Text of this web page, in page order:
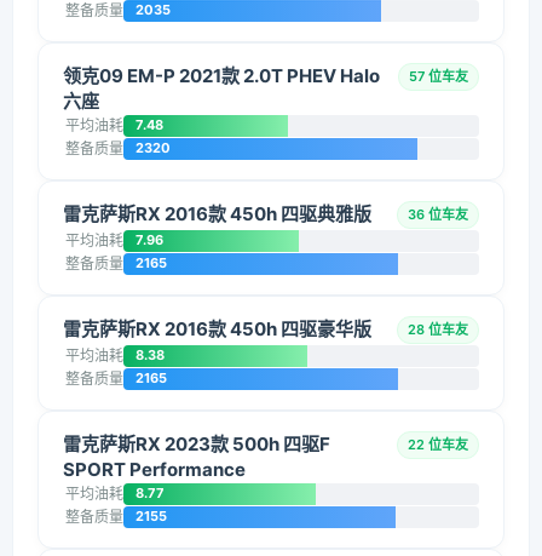
整备质量 2035
领克09 EM-P 2021款 2.0T PHEV Halo
六座
57 位车友
平均油耗 7.48
整备质量 2320
雷克萨斯RX 2016款 450h 四驱典雅版 36 位车友
平均油耗 7.96
整备质量 2165
雷克萨斯RX 2016款 450h 四驱豪华版 28 位车友
平均油耗 8.38
整备质量 2165
雷克萨斯RX 2023款 500h 四驱F
SPORT Performance
22 位车友
平均油耗 8.77
整备质量 2155